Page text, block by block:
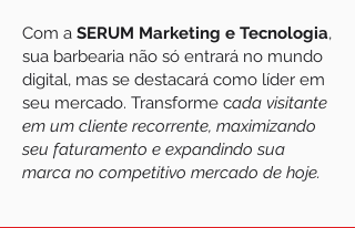
Com a SERUM Marketing e Tecnologia,
sua barbearia não só entrará no mundo
digital, mas se destacará como líder em
seu mercado. Transforme cada visitante
em um cliente recorrente, maximizando
seu faturamento e expandindo sua
marca no competitivo mercado de hoje.